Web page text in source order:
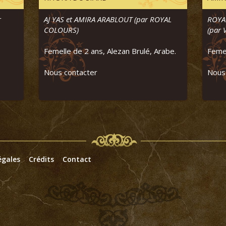
AJ YAS et AMIRA ARABLOUT (par ROYAL
COLOURS)
Femelle de 2 ans, Alezan Brulé, Arabe.
Nous contacter
(par
Crédits Contact